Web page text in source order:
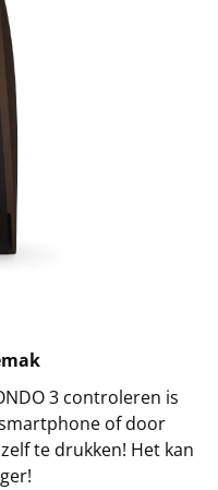
3 controleren is
of door
te drukken! Het kan